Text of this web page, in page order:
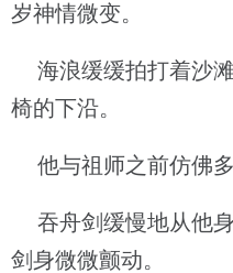
岁神情微变。
海浪缓缓拍打着沙
椅的下沿。
他与祖师之前仿佛多
吞舟剑缓慢地从他身
剑身微微颤动。